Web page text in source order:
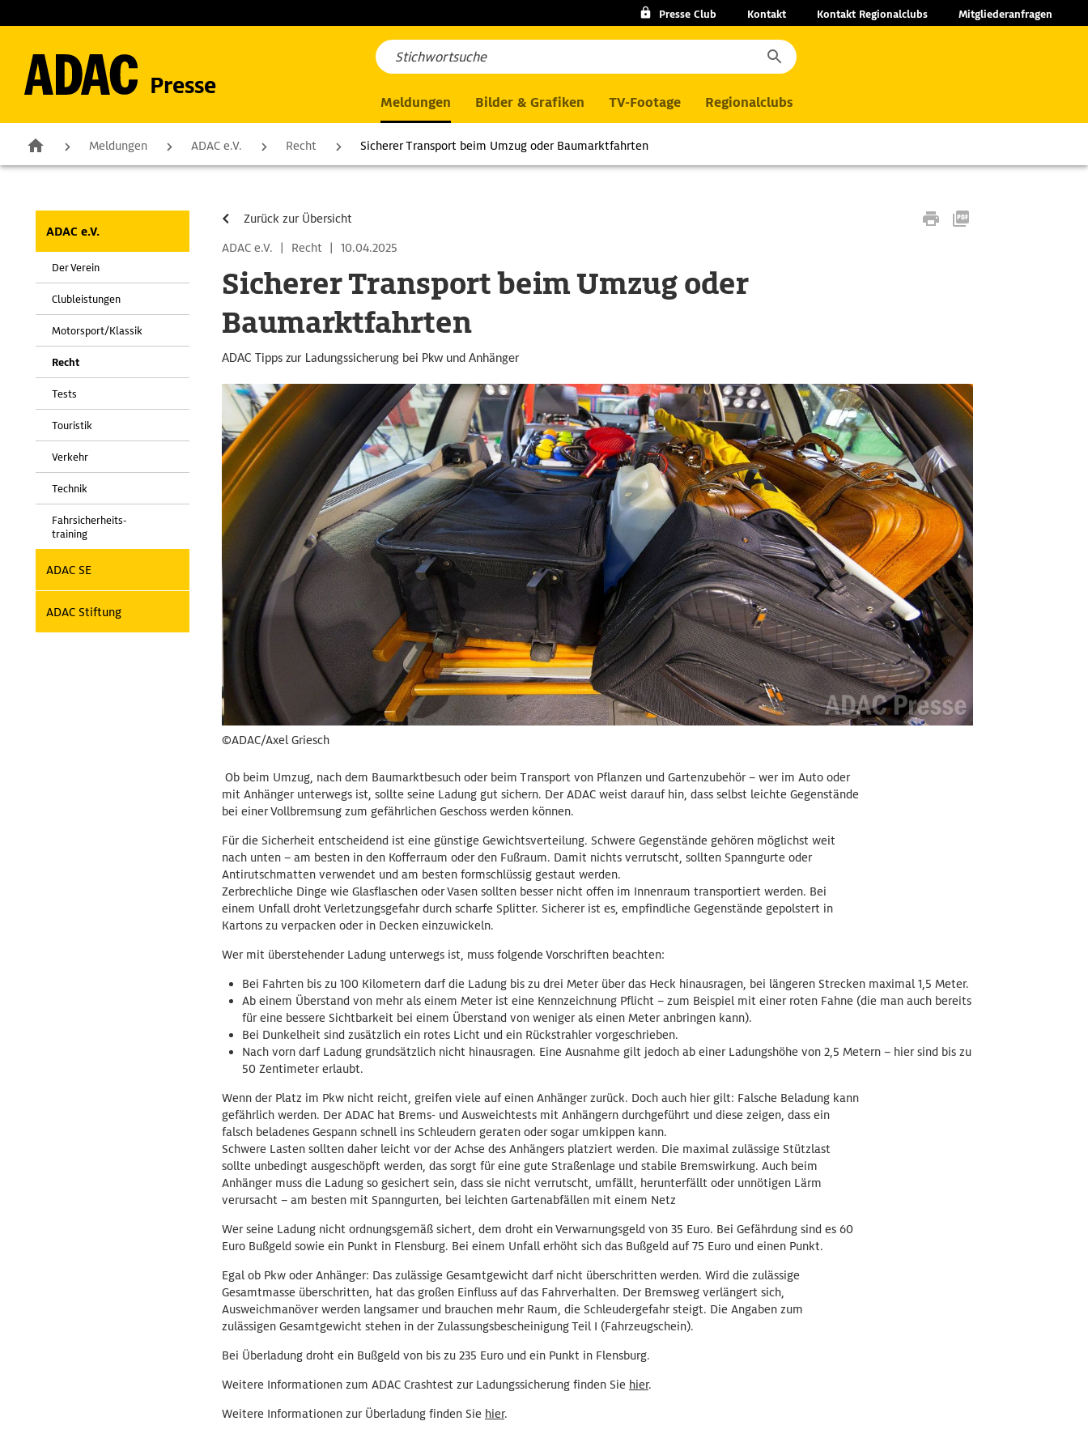
Presse Club Kontakt Kontakt Regionalclubs Mitgliederanfragen
Presse
Meldungen Bilder & Grafiken TV-Footage Regionalclubs
Meldungen ADAC e.V. Recht Sicherer Transport beim Umzug oder Baumarktfahrten
ADAC e.V.
Der Verein
Clubleistungen
Motorsport/Klassik
Recht
Tests
Touristik
Verkehr
Technik
Fahrsicherheits-
training
ADAC SE
ADAC Stiftung
Zurück zur Übersicht
ADAC e.V.
| Recht | 10.04.2025
Sicherer Transport beim Umzug oder
Baumarktfahrten
ADAC Tipps zur Ladungssicherung bei Pkw und Anhänger
©ADAC/Axel Griesch
Ob beim Umzug, nach dem Baumarktbesuch oder beim Transport von Pflanzen und Gartenzubehör – wer im Auto oder
mit Anhänger unterwegs ist, sollte seine Ladung gut sichern. Der ADAC weist darauf hin, dass selbst leichte Gegenstände
bei einer Vollbremsung zum gefährlichen Geschoss werden können.
Für die Sicherheit entscheidend ist eine günstige Gewichtsverteilung. Schwere Gegenstände gehören möglichst weit
nach unten – am besten in den Kofferraum oder den Fußraum. Damit nichts verrutscht, sollten Spanngurte oder
Antirutschmatten verwendet und am besten formschlüssig gestaut werden.
Zerbrechliche Dinge wie Glasflaschen oder Vasen sollten besser nicht offen im Innenraum transportiert werden. Bei
einem Unfall droht Verletzungsgefahr durch scharfe Splitter. Sicherer ist es, empfindliche Gegenstände gepolstert in
Kartons zu verpacken oder in Decken einzuwickeln.
Wer mit überstehender Ladung unterwegs ist, muss folgende Vorschriften beachten:
Bei Fahrten bis zu 100 Kilometern darf die Ladung bis zu drei Meter über das Heck hinausragen, bei längeren Strecken maximal 1,5 Meter.
Ab einem Überstand von mehr als einem Meter ist eine Kennzeichnung Pflicht – zum Beispiel mit einer roten Fahne (die man auch bereits
für eine bessere Sichtbarkeit bei einem Überstand von weniger als einen Meter anbringen kann).
Bei Dunkelheit sind zusätzlich ein rotes Licht und ein Rückstrahler vorgeschrieben.
Nach vorn darf Ladung grundsätzlich nicht hinausragen. Eine Ausnahme gilt jedoch ab einer Ladungshöhe von 2,5 Metern – hier sind bis zu
50 Zentimeter erlaubt.
Wenn der Platz im Pkw nicht reicht, greifen viele auf einen Anhänger zurück. Doch auch hier gilt: Falsche Beladung kann
gefährlich werden. Der ADAC hat Brems- und Ausweichtests mit Anhängern durchgeführt und diese zeigen, dass ein
falsch beladenes Gespann schnell ins Schleudern geraten oder sogar umkippen kann.
Schwere Lasten sollten daher leicht vor der Achse des Anhängers platziert werden. Die maximal zulässige Stützlast
sollte unbedingt ausgeschöpft werden, das sorgt für eine gute Straßenlage und stabile Bremswirkung. Auch beim
Anhänger muss die Ladung so gesichert sein, dass sie nicht verrutscht, umfällt, herunterfällt oder unnötigen Lärm
verursacht – am besten mit Spanngurten, bei leichten Gartenabfällen mit einem Netz
Wer seine Ladung nicht ordnungsgemäß sichert, dem droht ein Verwarnungsgeld von 35 Euro. Bei Gefährdung sind es 60
Euro Bußgeld sowie ein Punkt in Flensburg. Bei einem Unfall erhöht sich das Bußgeld auf 75 Euro und einen Punkt.
Egal ob Pkw oder Anhänger: Das zulässige Gesamtgewicht darf nicht überschritten werden. Wird die zulässige
Gesamtmasse überschritten, hat das großen Einfluss auf das Fahrverhalten. Der Bremsweg verlängert sich,
Ausweichmanöver werden langsamer und brauchen mehr Raum, die Schleudergefahr steigt. Die Angaben zum
zulässigen Gesamtgewicht stehen in der Zulassungsbescheinigung Teil I (Fahrzeugschein).
Bei Überladung droht ein Bußgeld von bis zu 235 Euro und ein Punkt in Flensburg.
Weitere Informationen zum ADAC Crashtest zur Ladungssicherung finden Sie hier.
Weitere Informationen zur Überladung finden Sie hier.